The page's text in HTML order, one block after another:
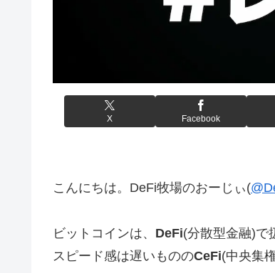
X Facebook
こんにちは。DeFi牧場のおーじぃ(
ビットコインは、 DeFi(分散型金融)で
スピード感は遅いもののCeFi(中央集